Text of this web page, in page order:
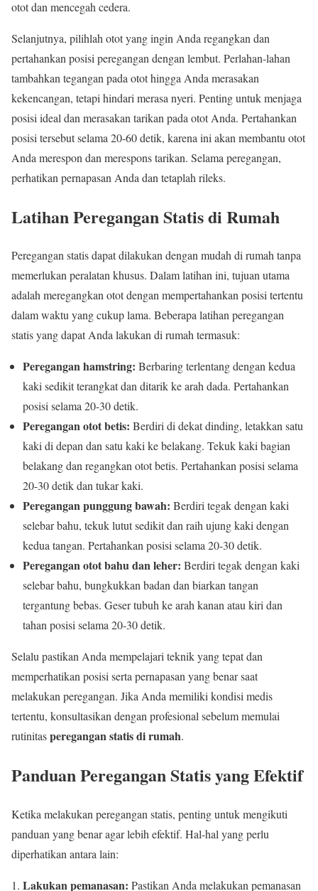
otot dan mencegah cedera.
Selanjutnya, pilihlah otot yang ingin Anda regangkan dan
pertahankan posisi peregangan dengan lembut. Perlahan-lahan
tambahkan tegangan pada otot hingga Anda merasakan
kekencangan, tetapi hindari merasa nyeri. Penting untuk menjaga
posisi ideal dan merasakan tarikan pada otot Anda. Pertahankan
posisi tersebut selama 20-60 detik, karena ini akan membantu otot
Anda merespon dan merespons tarikan. Selama peregangan,
perhatikan pernapasan Anda dan tetaplah rileks.
Latihan Peregangan Statis di Rumah
Peregangan statis dapat dilakukan dengan mudah di rumah tanpa
memerlukan peralatan khusus. Dalam latihan ini, tujuan utama
adalah meregangkan otot dengan mempertahankan posisi tertentu
dalam waktu yang cukup lama. Beberapa latihan peregangan
statis yang dapat Anda lakukan di rumah termasuk:
Peregangan hamstring: Berbaring terlentang dengan kedua
kaki sedikit terangkat dan ditarik ke arah dada. Pertahankan
posisi selama 20-30 detik.
Peregangan otot betis: Berdiri di dekat dinding, letakkan satu
kaki di depan dan satu kaki ke belakang. Tekuk kaki bagian
belakang dan regangkan otot betis. Pertahankan posisi selama
20-30 detik dan tukar kaki.
Peregangan punggung bawah: Berdiri tegak dengan kaki
selebar bahu, tekuk lutut sedikit dan raih ujung kaki dengan
kedua tangan. Pertahankan posisi selama 20-30 detik.
Peregangan otot bahu dan leher: Berdiri tegak dengan kaki
selebar bahu, bungkukkan badan dan biarkan tangan
tergantung bebas. Geser tubuh ke arah kanan atau kiri dan
tahan posisi selama 20-30 detik.
Selalu pastikan Anda mempelajari teknik yang tepat dan
memperhatikan posisi serta pernapasan yang benar saat
melakukan peregangan. Jika Anda memiliki kondisi medis
tertentu, konsultasikan dengan profesional sebelum memulai
rutinitasperegangan statis di rumah.
Panduan Peregangan Statis yang Efektif
Ketika melakukan peregangan statis, penting untuk mengikuti
panduan yang benar agar lebih efektif. Hal-hal yang perlu
diperhatikan antara lain:
Lakukan pemanasan: Pastikan Anda melakukan pemanasan